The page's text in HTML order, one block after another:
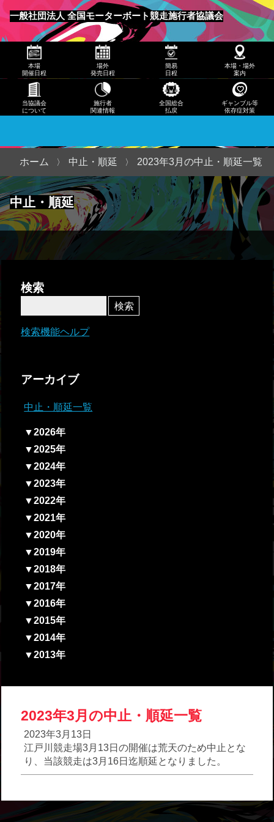
一般社団法人 全国モーターボート競走施行者協議会
メニュー
発売
日程
日程
本
場・
案内
当協
議会
につ
いて
本場
開催日程
場外
発売日程
簡易
日程
本場・場外
案内
当協議会
について
施行者
関連情報
全国総合
払戻
ギャンブル等
依存症対策
中止・順延
ホーム 中止・順延 2023年3月の中止・順延一覧
検索
検索機能ヘルプ
アーカイブ
中止・順延一覧
▼2026年
▼2025年
▼2024年
▼2023年
▼2022年
▼2021年
▼2020年
▼2019年
▼2018年
▼2017年
▼2016年
▼2015年
▼2014年
▼2013年
2023年3月の中止・順延一覧
2023年3月13日
江戸川競走場3月13日の開催は荒天のため中止とな
り、当該競走は3月16日迄順延となりました。